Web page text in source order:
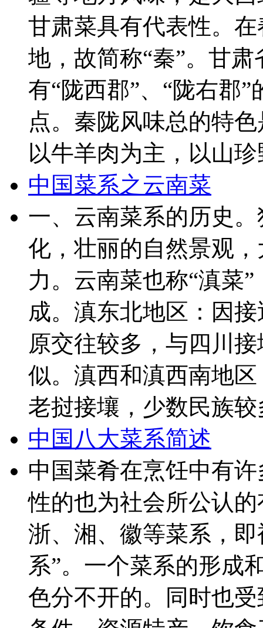
甘肃菜具有代表性。
地，故简称“秦”。甘
有“陇西郡”、“陇右郡
点。秦陇风味总的特
以牛羊肉为主，以山珍
中国菜系之云南菜
一、云南菜系的历史
化，壮丽的自然景观
力。云南菜也称“滇菜
成。滇东北地区：因
原交往较多，与四川
似。滇西和滇西南地
老挝接壤，少数民族
中国八大菜系简述
中国菜肴在烹饪中有
性的也为社会所公认
浙、湘、徽等菜系，
系”。一个菜系的形成
色分不开的。同时也